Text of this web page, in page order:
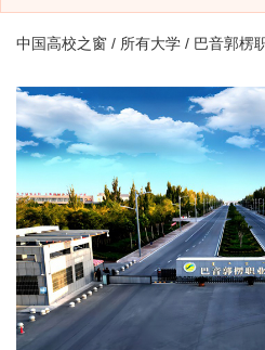
中国高校之窗 / 所有大学 / 巴音郭楞